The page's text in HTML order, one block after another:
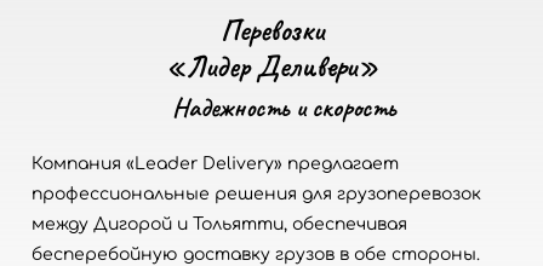
Перевозки
«Лидер Деливери»
Надежность и скорость
Компания «Leader Delivery» предлагает
профессиональные решения для грузоперевозок
между Дигорой и Тольятти, обеспечивая
бесперебойную доставку грузов в обе стороны.